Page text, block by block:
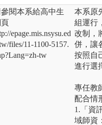
閱本系給高中生
epage.mis.nsysu.ed
files/11-1100-5157.
tw
本系原
組運行
改制，
併，讓
按照自
進行選
專任教
配合情
1.「資
域師資